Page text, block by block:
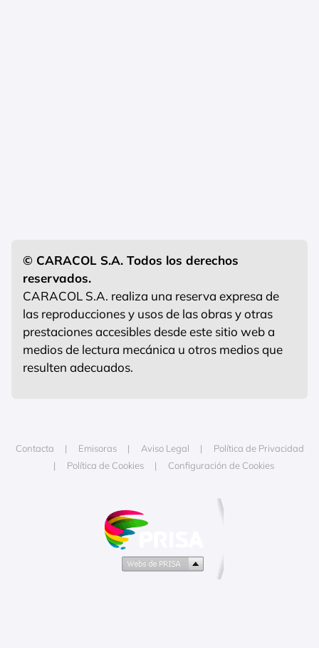
© CARACOL S.A. Todos los derechos
reservados.
CARACOL S.A. realiza una reserva expresa de
las reproducciones y usos de las obras y otras
prestaciones accesibles desde este sitio web a
medios de lectura mecánica u otros medios que
resulten adecuados.
Contacta Emisoras Aviso Legal
Política de Privacidad
Política de Cookies
Configuración de Cookies